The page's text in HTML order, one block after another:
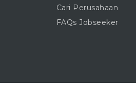
Cari Perusahaan
FAQs Jobseeker